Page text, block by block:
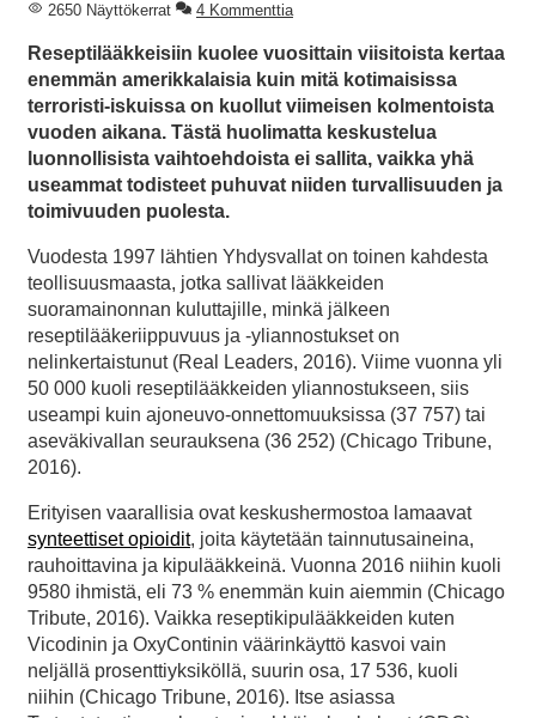
2650 Näyttökerrat
4 Kommenttia
Reseptilääkkeisiin kuolee vuosittain viisitoista kertaa
enemmän amerikkalaisia kuin mitä kotimaisissa
terroristi-iskuissa on kuollut viimeisen kolmentoista
vuoden aikana. Tästä huolimatta keskustelua
luonnollisista vaihtoehdoista ei sallita, vaikka yhä
useammat todisteet puhuvat niiden turvallisuuden ja
toimivuuden puolesta.
Vuodesta 1997 lähtien Yhdysvallat on toinen kahdesta
teollisuusmaasta, jotka sallivat lääkkeiden
suoramainonnan kuluttajille, minkä jälkeen
reseptilääkeriippuvuus ja -yliannostukset on
nelinkertaistunut (Real Leaders, 2016). Viime vuonna yli
50 000 kuoli reseptilääkkeiden yliannostukseen, siis
useampi kuin ajoneuvo-onnettomuuksissa (37 757) tai
aseväkivallan seurauksena (36 252) (Chicago Tribune,
2016).
Erityisen vaarallisia ovat keskushermostoa lamaavat
synteettiset opioidit, joita käytetään tainnutusaineina,
rauhoittavina ja kipulääkkeinä. Vuonna 2016 niihin kuoli
9580 ihmistä, eli 73 % enemmän kuin aiemmin (Chicago
Tribute, 2016). Vaikka reseptikipulääkkeiden kuten
Vicodinin ja OxyContinin väärinkäyttö kasvoi vain
neljällä prosenttiyksiköllä, suurin osa, 17 536, kuoli
niihin (Chicago Tribune, 2016). Itse asiassa